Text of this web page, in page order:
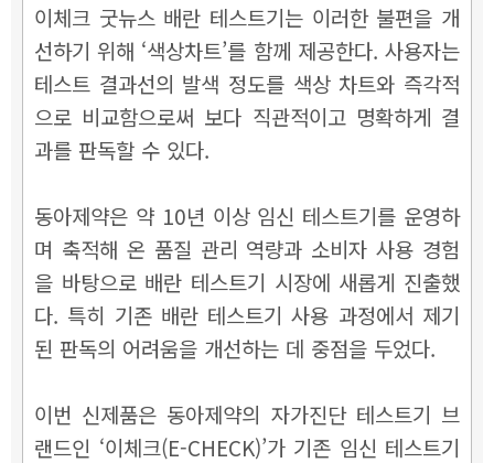
이체크 굿뉴스 배란 테스트기는 이러한 불편을 개
선하기 위해 ‘색상차트’를 함께 제공한다. 사용자는
테스트 결과선의 발색 정도를 색상 차트와 즉각적
으로 비교함으로써 보다 직관적이고 명확하게 결
과를 판독할 수 있다.
동아제약은 약 10년 이상 임신 테스트기를 운영하
며 축적해 온 품질 관리 역량과 소비자 사용 경험
을 바탕으로 배란 테스트기 시장에 새롭게 진출했
다. 특히 기존 배란 테스트기 사용 과정에서 제기
된 판독의 어려움을 개선하는 데 중점을 두었다.
이번 신제품은 동아제약의 자가진단 테스트기 브
랜드인 ‘이체크(E-CHECK)’가 기존 임신 테스트기